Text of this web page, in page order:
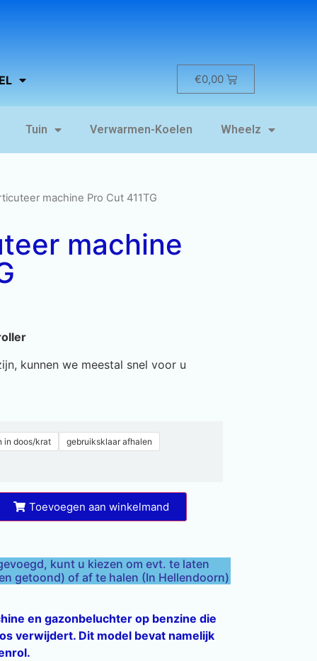
€0,00
Tuin Verwarmen-Koelen Wheelz
machine Pro Cut 411TG
machine
kunnen we meestal snel voor u
in doos/krat gebruiksklaar afhalen
Toevoegen aan winkelmand
kunt u kiezen om evt. te laten
getoond) of af te halen (In Hellendoorn)
en gazonbeluchter op benzine die
verwijdert. Dit model bevat namelijk